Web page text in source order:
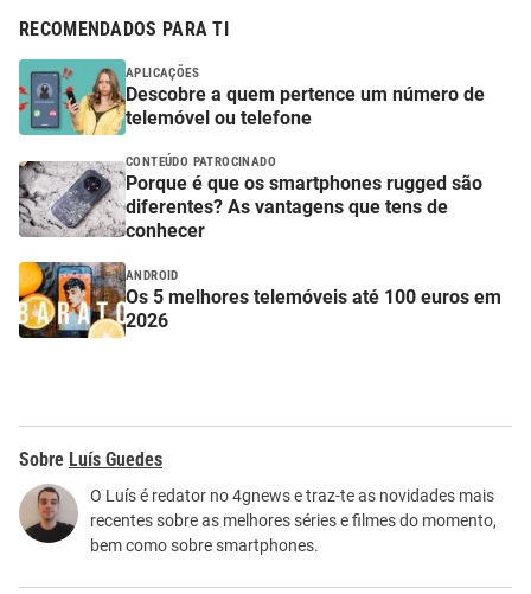
RECOMENDADOS PARA TI
APLICAÇÕES
Descobre a quem pertence um número de
telemóvel ou telefone
CONTEÚDO PATROCINADO
Porque é que os smartphones rugged são
diferentes? As vantagens que tens de
conhecer
ANDROID
Os 5 melhores telemóveis até 100 euros em
2026
Luís Guedes
O Luís é redator no 4gnews e traz-te as novidades mais
recentes sobre as melhores séries e filmes do momento,
bem como sobre smartphones.